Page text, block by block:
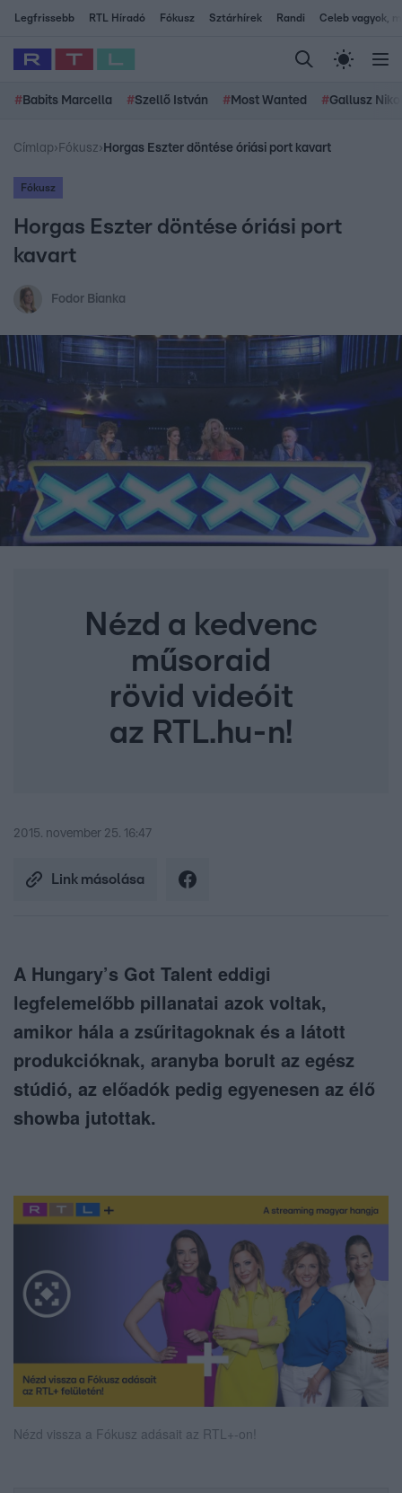
Legfrissebb RTL Híradó Fókusz Sztárhírek Randi Celeb vagyok,
# Babits Marcella #Szellő István # Most Wanted #Gallusz
Címlap› Fókusz› Horgas Eszter döntése óriási port kavart
Fókusz
Horgas Eszter döntése óriási port
kavart
Fodor Bianka
Nézd a kedvenc
műsoraid
rövid videóit
az RTL.hu-n!
2015. november 25. 16:47
Link másolása
A Hungary’s Got Talent eddigi
legfelemelőbb pillanatai azok voltak,
amikor hála a zsűritagoknak és a látott
produkcióknak, aranyba borult az egész
stúdió, az előadók pedig egyenesen az élő
showba jutottak.
Nézd vissza a Fókusz adásait az RTL+-on!